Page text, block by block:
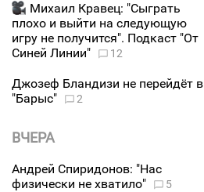
Михаил Кравец: "Сыграть
плохо и выйти на следующую
игру не получится". Подкаст "От
Синей Линии"
12
Джозеф Бландизи не перейдёт в
"Барыс"
2
ВЧЕРА
Андрей Спиридонов: "Нас
физически не хватило"
5